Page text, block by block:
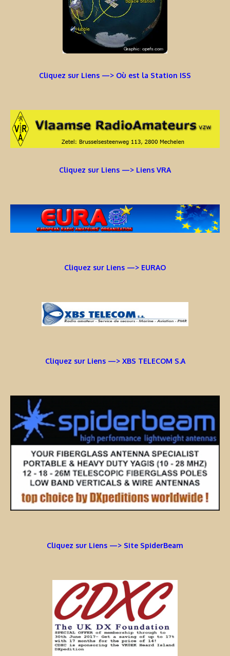
Cliquez sur Liens —> Où est la Station ISS
Cliquez sur Liens —> Liens VRA
Cliquez sur Liens —> EURAO
Cliquez sur Liens —> XBS TELECOM S.A
Cliquez sur Liens —> Site SpiderBeam